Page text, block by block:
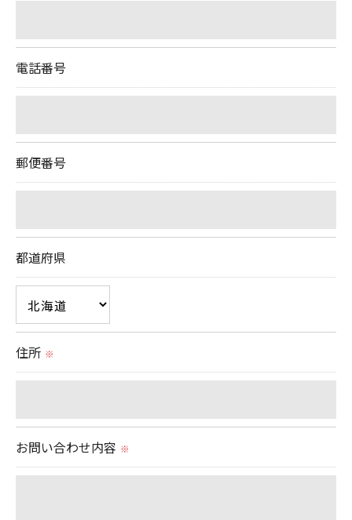
予めご了承ください。
いて＞
当社では、お客様の個人情報の開示･訂正･削除・利
用停止の手続を定めさせて頂いております。
す。
個人情報の開示･訂正･削除・利用停止の具体的手続
きにつきましては、お電話でお問合せ下さい。
電話番号
郵便番号
都道府県
住所 ※
お問い合わせ内容 ※